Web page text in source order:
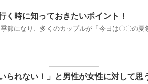
く時に知っておきたいポイント！
節になり、多くのカップルが「今日は〇〇の夏
られない！」と男性が女性に対して思